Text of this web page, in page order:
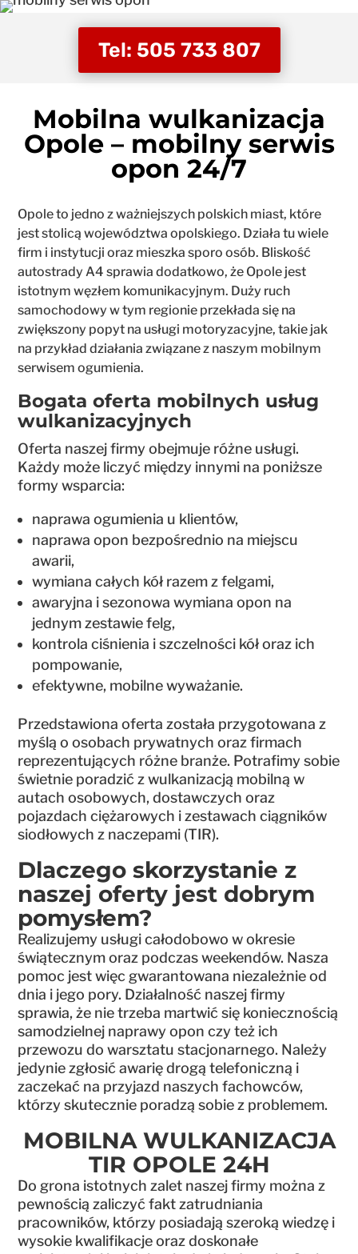
Tel: 505 733 807
Mobilna wulkanizacja
Opole – mobilny serwis
opon 24/7
Opole to jedno z ważniejszych polskich miast, które
jest stolicą województwa opolskiego. Działa tu wiele
firm i instytucji oraz mieszka sporo osób. Bliskość
autostrady A4 sprawia dodatkowo, że Opole jest
istotnym węzłem komunikacyjnym. Duży ruch
samochodowy w tym regionie przekłada się na
zwiększony popyt na usługi motoryzacyjne, takie jak
na przykład działania związane z naszym mobilnym
serwisem ogumienia.
Bogata oferta mobilnych usług
wulkanizacyjnych
Oferta naszej firmy obejmuje różne usługi.
Każdy może liczyć między innymi na poniższe
formy wsparcia:
naprawa ogumienia u klientów,
naprawa opon bezpośrednio na miejscu
awarii,
wymiana całych kół razem z felgami,
awaryjna i sezonowa wymiana opon na
jednym zestawie felg,
kontrola ciśnienia i szczelności kół oraz ich
pompowanie,
efektywne, mobilne wyważanie.
Przedstawiona oferta została przygotowana z
myślą o osobach prywatnych oraz firmach
reprezentujących różne branże. Potrafimy sobie
świetnie poradzić z wulkanizacją mobilną w
autach osobowych, dostawczych oraz
pojazdach ciężarowych i zestawach ciągników
siodłowych z naczepami (TIR).
Dlaczego skorzystanie z
naszej oferty jest dobrym
pomysłem?
Realizujemy usługi całodobowo w okresie
świątecznym oraz podczas weekendów. Nasza
pomoc jest więc gwarantowana niezależnie od
dnia i jego pory. Działalność naszej firmy
sprawia, że nie trzeba martwić się koniecznością
samodzielnej naprawy opon czy też ich
przewozu do warsztatu stacjonarnego. Należy
jedynie zgłosić awarię drogą telefoniczną i
zaczekać na przyjazd naszych fachowców,
którzy skutecznie poradzą sobie z problemem.
MOBILNA WULKANIZACJA
TIR OPOLE 24H
Do grona istotnych zalet naszej firmy można z
pewnością zaliczyć fakt zatrudniania
pracowników, którzy posiadają szeroką wiedzę i
wysokie kwalifikacje oraz doskonałe